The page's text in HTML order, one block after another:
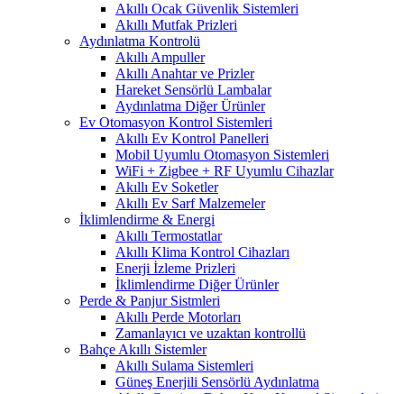
Akıllı Ocak Güvenlik Sistemleri
Akıllı Mutfak Prizleri
Aydınlatma Kontrolü
Akıllı Ampuller
Akıllı Anahtar ve Prizler
Hareket Sensörlü Lambalar
Aydınlatma Diğer Ürünler
Ev Otomasyon Kontrol Sistemleri
Akıllı Ev Kontrol Panelleri
Mobil Uyumlu Otomasyon Sistemleri
WiFi + Zigbee + RF Uyumlu Cihazlar
Akıllı Ev Soketler
Akıllı Ev Sarf Malzemeler
İklimlendirme & Energi
Akıllı Termostatlar
Akıllı Klima Kontrol Cihazları
Enerji İzleme Prizleri
İklimlendirme Diğer Ürünler
Perde & Panjur Sistmleri
Akıllı Perde Motorları
Zamanlayıcı ve uzaktan kontrollü
Bahçe Akıllı Sistemler
Akıllı Sulama Sistemleri
Güneş Enerjili Sensörlü Aydınlatma